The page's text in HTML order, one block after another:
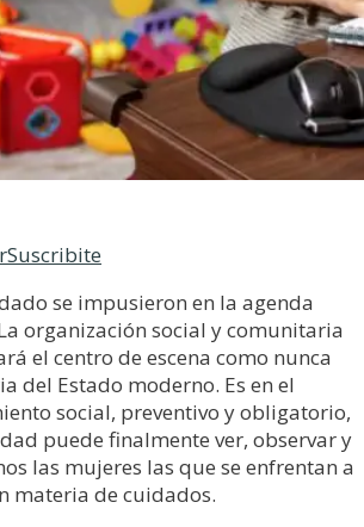
Suscribite
se impusieron en la agenda
organización social y comunitaria
el centro de escena como nunca
del Estado moderno. Es en el
social, preventivo y obligatorio,
puede finalmente ver, observar y
las mujeres las que se enfrentan a
materia de cuidados.